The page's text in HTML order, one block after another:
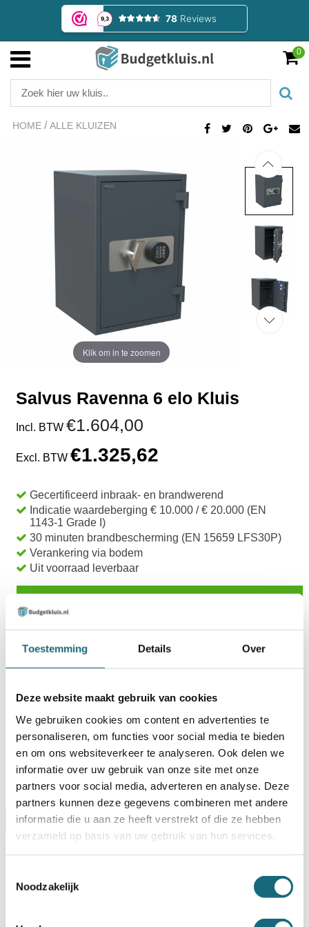
Toestemming Details Over
Deze website maakt gebruik van cookies
We gebruiken cookies om content en advertenties te
personaliseren, om functies voor social media te bieden
en om ons websiteverkeer te analyseren. Ook delen we
informatie over uw gebruik van onze site met onze
partners voor social media, adverteren en analyse. Deze
partners kunnen deze gegevens combineren met andere
informatie die u aan ze heeft verstrekt of die ze hebben
verzameld op basis van uw gebruik van hun services.
Noodzakelijk
0
HOME / ALLE KLUIZEN
Klik om in te zoomen
Salvus Ravenna 6 elo Kluis
Incl. BTW €1.604,00
Excl. BTW €1.325,62
Gecertificeerd inbraak- en brandwerend
Indicatie waardeberging € 10.000 / € 20.000 (EN
1143-1 Grade I)
30 minuten brandbescherming (EN 15659 LFS30P)
Verankering via bodem
Uit voorraad leverbaar
Op voorraad? Besteld voor
Uw keuze zal toevoegen aan het totaalbedrag
Omschrijving Specificaties Certificaten
Alternatieven Levering Opties
Artikelnummer